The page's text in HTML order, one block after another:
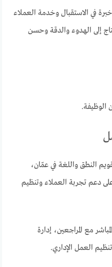
في الاستقبال وخدمة العملاء
إلى الهدوء والدقة وحسن
الوظيفة.
النطق واللغة في عمّان،
دعم تجربة العملاء وتنظيم
مع المراجعين، إدارة
العمل الإداري.